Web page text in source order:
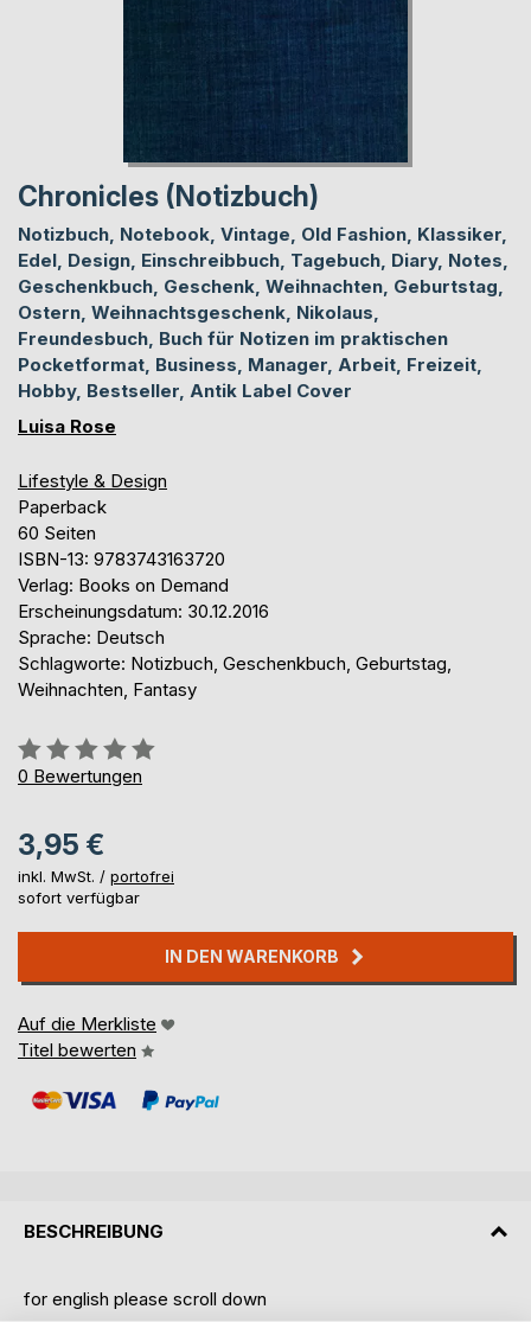
Chronicles (Notizbuch)
Notizbuch, Notebook, Vintage, Old Fashion, Klassiker,
Edel, Design, Einschreibbuch, Tagebuch, Diary, Notes,
Geschenkbuch, Geschenk, Weihnachten, Geburtstag,
Ostern, Weihnachtsgeschenk, Nikolaus,
Freundesbuch, Buch für Notizen im praktischen
Pocketformat, Business, Manager, Arbeit, Freizeit,
Hobby, Bestseller, Antik Label Cover
Luisa Rose
Lifestyle & Design
Paperback
60 Seiten
ISBN-13: 9783743163720
Verlag: Books on Demand
Erscheinungsdatum: 30.12.2016
Sprache: Deutsch
Schlagworte: Notizbuch, Geschenkbuch, Geburtstag,
Weihnachten, Fantasy
Bewertung::
0%
0 Bewertungen
3,95 €
inkl. MwSt. / portofrei
sofort verfügbar
IN DEN WARENKORB
Auf die Merkliste
Titel bewerten
BESCHREIBUNG
for english please scroll down